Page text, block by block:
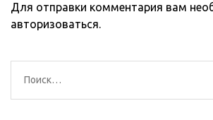
Для отправки комментария вам
авторизоваться.
Найти: